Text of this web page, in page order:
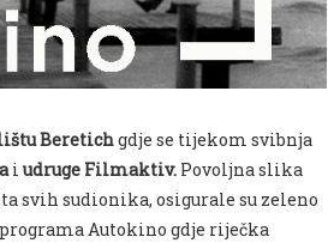
Beretichgdje se tijekom svibnja
i udruge Filmaktiv. Povoljna slika
svih sudionika, osigurale su zeleno
Autokino gdje riječka